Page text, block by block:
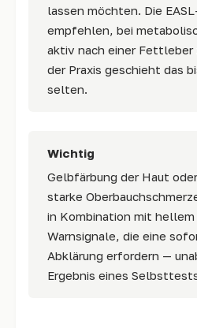
lassen möchten. Die
empfehlen, bei
aktiv nach einer Fettleber
der Praxis geschieht das
selten.
Wichtig
Gelbfärbung der Haut
starke
in Kombination mit hellem
Warnsignale, die eine
Abklärung erfordern —
Ergebnis eines